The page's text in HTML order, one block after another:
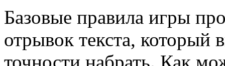
Базовые правила игры
отрывок текста,
точности набрать. Как